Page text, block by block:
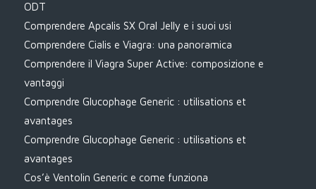
ODT
Comprendere Apcalis SX Oral Jelly e i suoi usi
Comprendere Cialis e Viagra: una panoramica
Comprendere il Viagra Super Active: composizione e
vantaggi
Comprendre Glucophage Generic : utilisations et
avantages
Comprendre Glucophage Generic : utilisations et
avantages
Cos’è Ventolin Generic e come funziona